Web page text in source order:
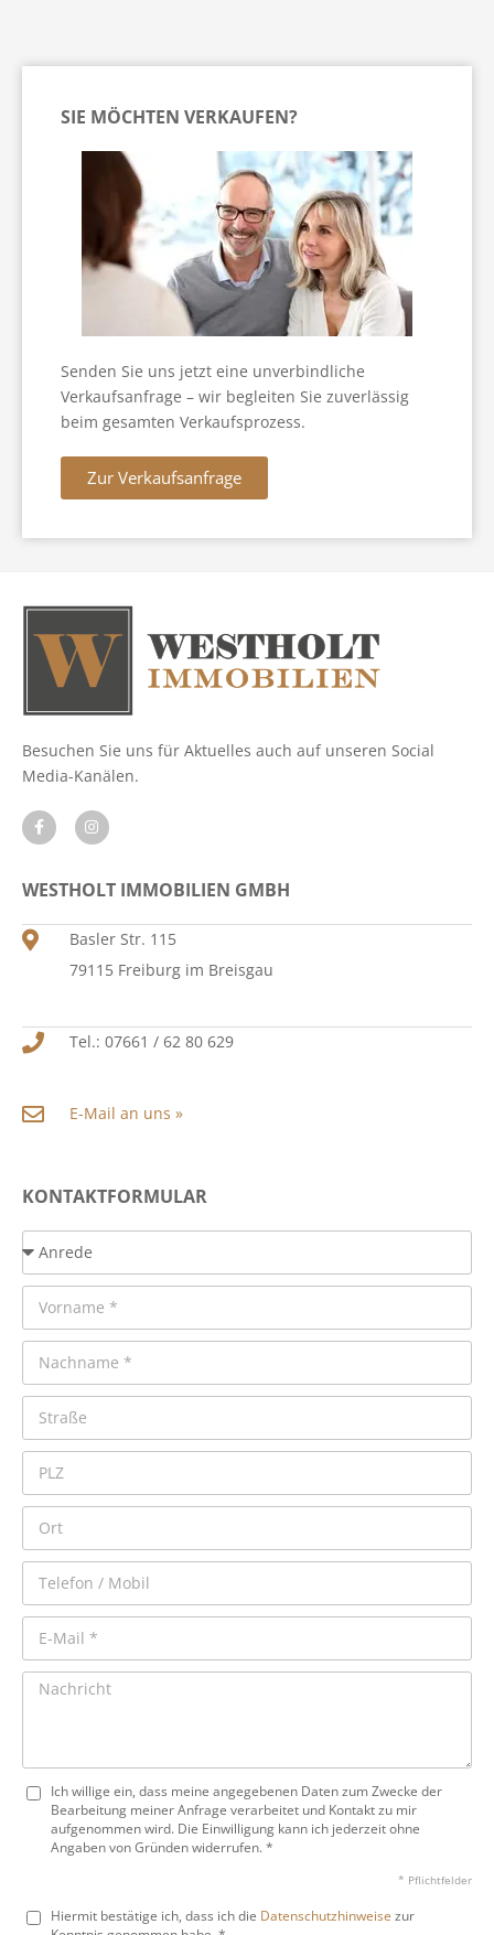
SIE MÖCHTEN VERKAUFEN?
Senden Sie uns jetzt eine unverbindliche
Verkaufsanfrage – wir begleiten Sie zuverlässig
beim gesamten Verkaufsprozess.
Zur Verkaufsanfrage
Besuchen Sie uns für Aktuelles auch auf unseren Social
Media-Kanälen.
WESTHOLT IMMOBILIEN GMBH
Basler Str. 115
79115 Freiburg im Breisgau
Tel.: 07661 / 62 80 629
E-Mail an uns »
KONTAKTFORMULAR
Ich willige ein, dass meine angegebenen Daten zum Zwecke der
Bearbeitung meiner Anfrage verarbeitet und Kontakt zu mir
aufgenommen wird. Die Einwilligung kann ich jederzeit ohne
Angaben von Gründen widerrufen. *
* Pflichtfelder
Hiermit bestätige ich, dass ich die Datenschutzhinweise zur